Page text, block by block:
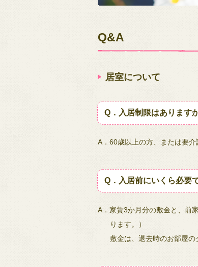
Q&A
居室について
Q．入居制限はあります
A．60歳以上の方、または要介
Q．入居前にいくら必要
A．家賃3か月分の敷金と、前
ります。）
敷金は、退去時のお部屋の